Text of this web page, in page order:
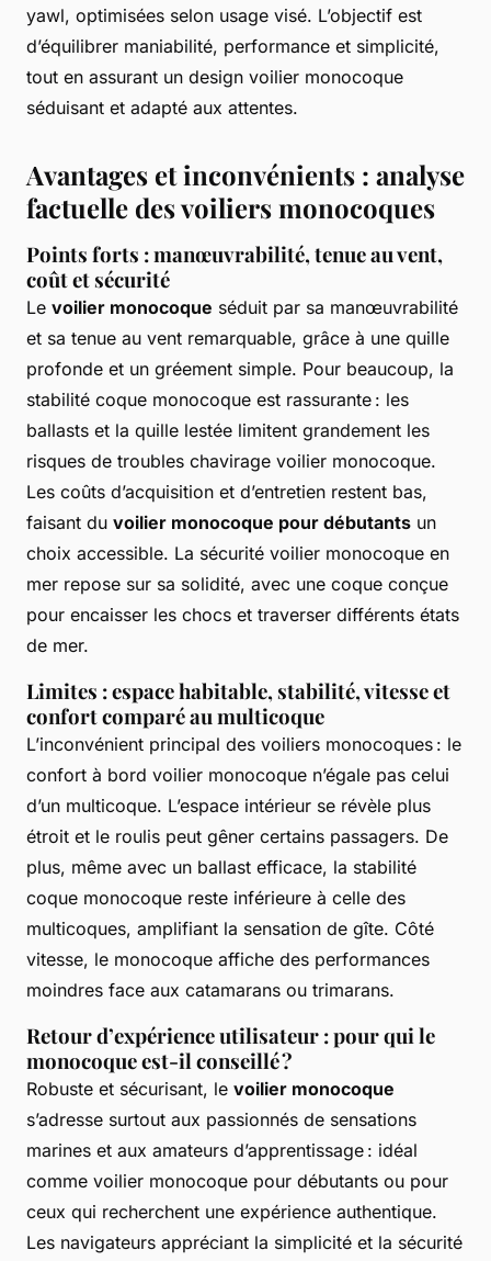
yawl, optimisées selon usage visé. L’objectif est
d’équilibrer maniabilité, performance et simplicité,
tout en assurant un design voilier monocoque
séduisant et adapté aux attentes.
Avantages et inconvénients : analyse
factuelle des voiliers monocoques
Points forts : manœuvrabilité, tenue au vent,
coût et sécurité
Le voilier monocoque séduit par sa manœuvrabilité
et sa tenue au vent remarquable, grâce à une quille
profonde et un gréement simple. Pour beaucoup, la
stabilité coque monocoque est rassurante : les
ballasts et la quille lestée limitent grandement les
risques de troubles chavirage voilier monocoque.
Les coûts d’acquisition et d’entretien restent bas,
faisant du voilier monocoque pour débutants un
choix accessible. La sécurité voilier monocoque en
mer repose sur sa solidité, avec une coque conçue
pour encaisser les chocs et traverser différents états
de mer.
Limites : espace habitable, stabilité, vitesse et
confort comparé au multicoque
L’inconvénient principal des voiliers monocoques : le
confort à bord voilier monocoque n’égale pas celui
d’un multicoque. L’espace intérieur se révèle plus
étroit et le roulis peut gêner certains passagers. De
plus, même avec un ballast efficace, la stabilité
coque monocoque reste inférieure à celle des
multicoques, amplifiant la sensation de gîte. Côté
vitesse, le monocoque affiche des performances
moindres face aux catamarans ou trimarans.
Retour d’expérience utilisateur : pour qui le
monocoque est-il conseillé ?
Robuste et sécurisant, le voilier monocoque
s’adresse surtout aux passionnés de sensations
marines et aux amateurs d’apprentissage : idéal
comme voilier monocoque pour débutants ou pour
ceux qui recherchent une expérience authentique.
Les navigateurs appréciant la simplicité et la sécurité